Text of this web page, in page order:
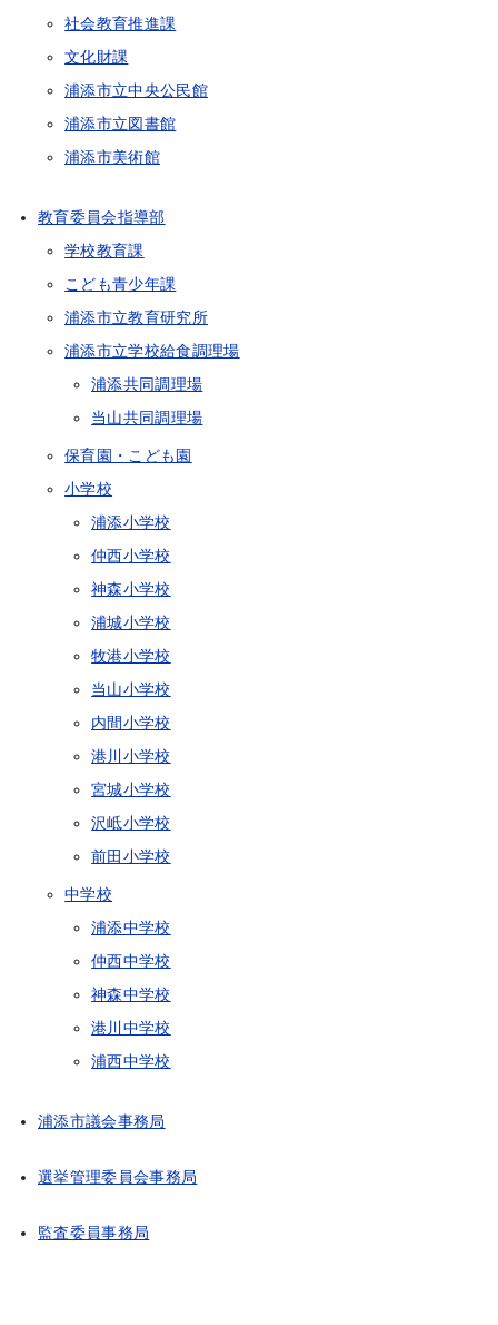
社会教育推進課
文化財課
浦添市立中央公民館
浦添市立図書館
浦添市美術館
教育委員会指導部
学校教育課
こども青少年課
浦添市立教育研究所
浦添市立学校給食調理場
浦添共同調理場
当山共同調理場
保育園・こども園
小学校
浦添小学校
仲西小学校
神森小学校
浦城小学校
牧港小学校
当山小学校
内間小学校
港川小学校
宮城小学校
沢岻小学校
前田小学校
中学校
浦添中学校
仲西中学校
神森中学校
港川中学校
浦西中学校
浦添市議会事務局
選挙管理委員会事務局
監査委員事務局